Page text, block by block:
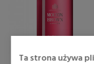
Ta strona używa